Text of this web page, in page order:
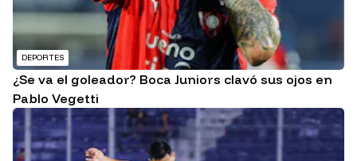
DEPORTES
¿Se va el goleador? Boca Juniors clavó sus ojos en
Pablo Vegetti